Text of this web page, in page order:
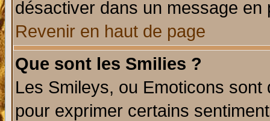
désactiver dans un message
Revenir en haut de page
Que sont les Smilies ?
Les Smileys, ou Emoticons
pour exprimer certains